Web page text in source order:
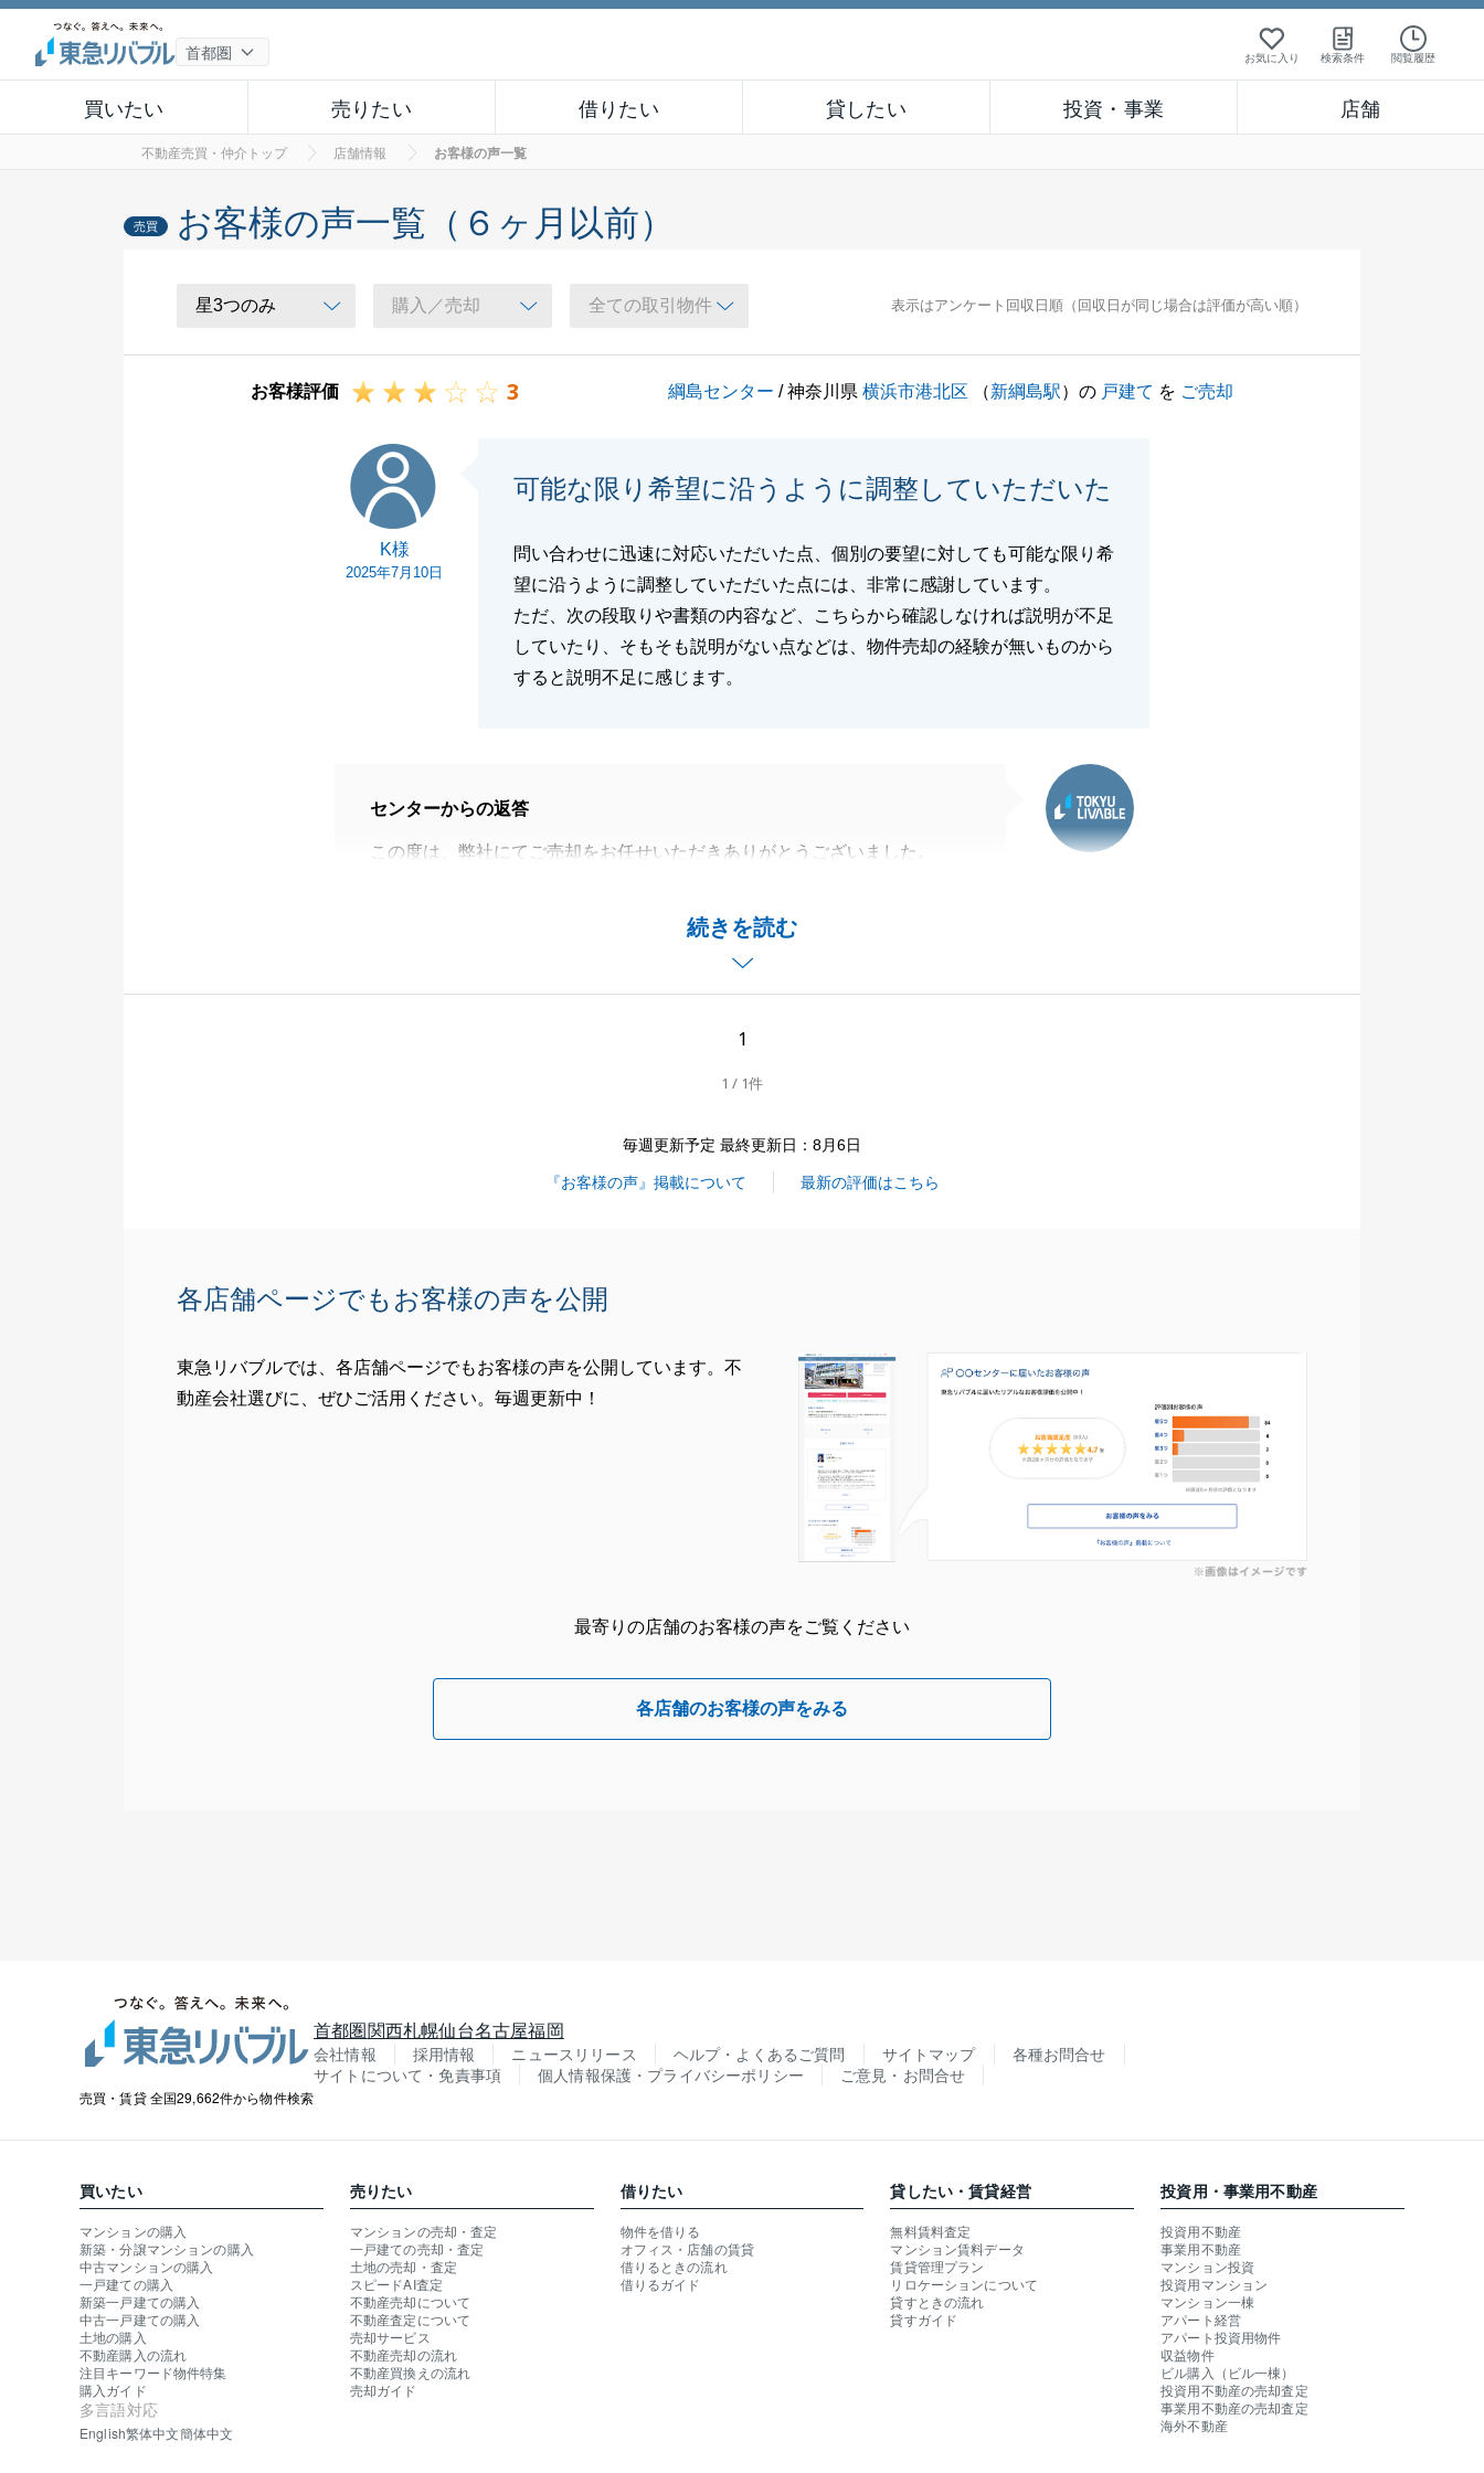
お気に入り 検索条件 閲覧履歴
買いたい 売りたい 借りたい 貸したい 投資・事業 店舗
不動産売買・仲介トップ 店舗情報 お客様の声一覧
売買 お客様の声一覧（６ヶ月以前）
表示はアンケート回収日順（回収日が同じ場合は評価が高い順）
お客様評価 3 綱島センター / 神奈川県横浜市港北区 （新綱島駅）の 戸建て を ご売却
K様
2025年7月10日
可能な限り希望に沿うように調整していただいた
問い合わせに迅速に対応いただいた点、個別の要望に対しても可能な限り希
望に沿うように調整していただいた点には、非常に感謝しています。
ただ、次の段取りや書類の内容など、こちらから確認しなければ説明が不足
していたり、そもそも説明がない点などは、物件売却の経験が無いものから
すると説明不足に感じます。
続きを読む
センターからの返答
この度は、弊社にてご売却をお任せいただきありがとうございました。
いただいた点について、感謝のお言葉をいただけたこと、大変嬉しく存じま
物件売却のご経験がないお客様にとっては、ご不安を感じる点であったかと
1
1 / 1件
毎週更新予定 最終更新日：8月6日
『お客様の声』掲載について 最新の評価はこちら
各店舗ページでもお客様の声を公開
東急リバブルでは、各店舗ページでもお客様の声を公開しています。不
動産会社選びに、ぜひご活用ください。毎週更新中！
最寄りの店舗のお客様の声をご覧ください
各店舗のお客様の声をみる
売買・賃貸 全国29,662件から物件検索
首都圏関西札幌仙台名古屋福岡
会社情報 採用情報 ニュースリリース ヘルプ・よくあるご質問 サイトマップ
各種お問合せ
サイトについて・免責事項
個人情報保護・プライバシーポリシー ご意見・お問合せ
買いたい
マンションの購入
新築・分譲マンションの購入
中古マンションの購入
一戸建ての購入
新築一戸建ての購入
中古一戸建ての購入
土地の購入
不動産購入の流れ
注目キーワード物件特集
購入ガイド
多言語対応
English繁体中文簡体中文
売りたい
マンションの売却・査定
一戸建ての売却・査定
土地の売却・査定
スピードAI査定
不動産売却について
不動産査定について
売却サービス
不動産売却の流れ
不動産買換えの流れ
売却ガイド
借りたい
物件を借りる
オフィス・店舗の賃貸
借りるときの流れ
借りるガイド
貸したい・賃貸経営
無料賃料査定
マンション賃料データ
賃貸管理プラン
リロケーションについて
貸すときの流れ
貸すガイド
投資用・事業用不動産
投資用不動産
事業用不動産
マンション投資
投資用マンション
マンション一棟
アパート経営
アパート投資用物件
収益物件
ビル購入（ビル一棟）
投資用不動産の売却査定
事業用不動産の売却査定
海外不動産